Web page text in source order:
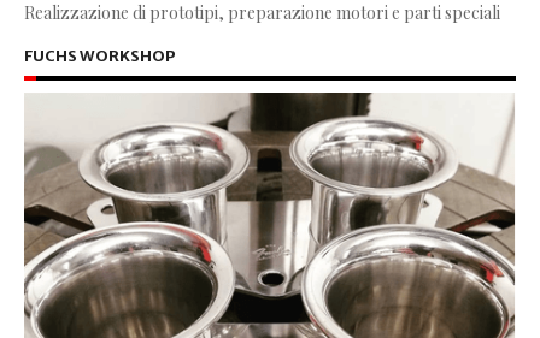
Realizzazione di prototipi, preparazione motori e parti speciali
FUCHS WORKSHOP